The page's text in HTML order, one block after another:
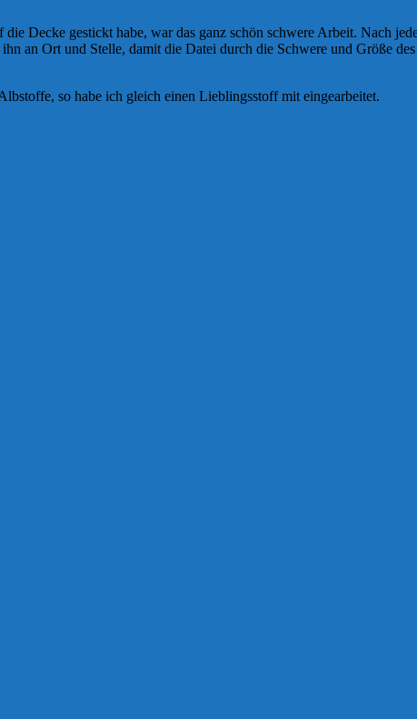
Decke gestickt habe, war das ganz schön schwere Arbeit. Nach
an Ort und Stelle, damit die Datei durch die Schwere und Größe
so habe ich gleich einen Lieblingsstoff mit eingearbeitet.